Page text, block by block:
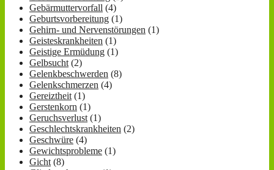
Gebärmuttervorfall (4)
Geburtsvorbereitung (1)
Gehirn- und Nervenstörungen (1)
Geisteskrankheiten (1)
Geistige Ermüdung (1)
Gelbsucht (2)
Gelenkbeschwerden (8)
Gelenkschmerzen (4)
Gereiztheit (1)
Gerstenkorn (1)
Geruchsverlust (1)
Geschlechtskrankheiten (2)
Geschwüre (4)
Gewichtsprobleme (1)
Gicht (8)